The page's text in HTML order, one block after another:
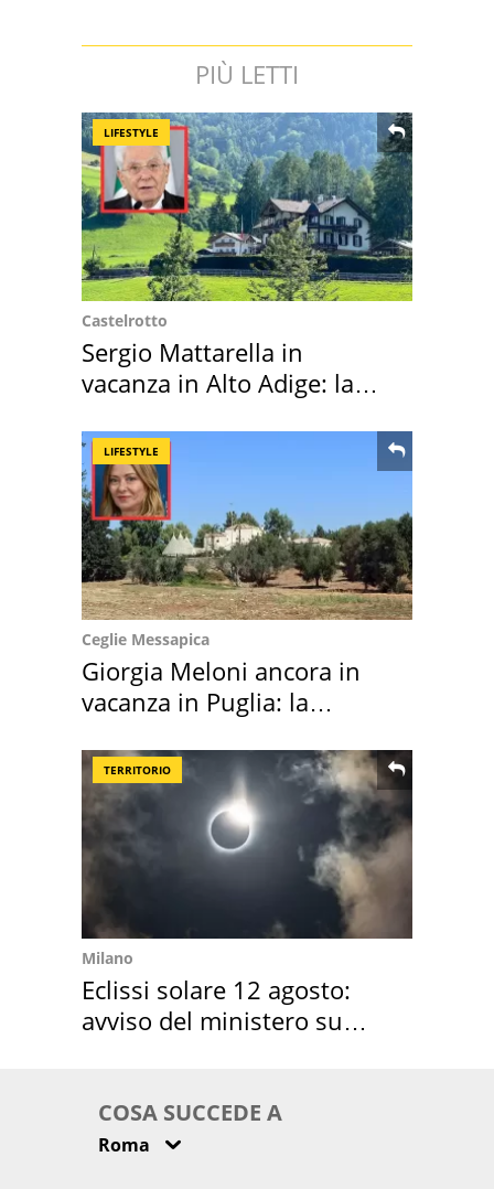
PIÙ LETTI
LIFESTYLE
Castelrotto
Sergio Mattarella in
vacanza in Alto Adige: la
LIFESTYLE
Ceglie Messapica
Giorgia Meloni ancora in
vacanza in Puglia: la
TERRITORIO
Milano
Eclissi solare 12 agosto:
avviso del ministero su